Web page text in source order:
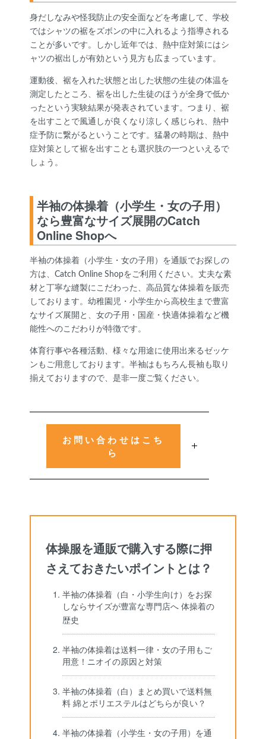
身だしなみや怪我防止の安全面などを考慮して、学校
ではシャツの裾をズボンの中に入れるよう指導される
ことが多いです。しかし近年では、熱中症対策にはシ
ャツの裾出しが有効という見方も広まっています。
運動後、裾を入れた状態と出した状態の生徒の体温を
測定したところ、裾を出した生徒のほうが全身で低か
ったという実験結果が発表されています。つまり、裾
を出すことで風通しが良くなり涼しく感じられ、熱中
症予防に繋がるということです。猛暑の時期は、熱中
症対策として裾を出すことも選択肢の一つといえるで
しょう。
半袖の体操着（小学生・女の子用）
なら豊富なサイズ展開のCatch
Online Shopへ
半袖の体操着（小学生・女の子用）を通販でお探しの
方は、Catch Online Shopをご利用ください。丈夫な素
材と丁寧な縫製にこだわった、高品質な体操着を販売
しております。幼稚園児・小学生から高校生まで豊富
なサイズ展開と、女の子用・国産・快適体操着など機
能性へのこだわりが特徴です。
体育行事や各種活動、様々な用途に使用出来るゼッケ
ンもご用意しております。半袖はもちろん長袖も取り
揃えておりますので、是非一度ご覧ください。
お問い合わせはこち
ら
体操服を通販で購入する際に押
さえておきたいポイントとは？
半袖の体操着（白・小学生向け）をお探
しならサイズが豊富な専門店へ 体操着の
歴史
半袖の体操着は送料一律・女の子用もご
用意！ニオイの原因と対策
半袖の体操着（白）まとめ買いで送料無
料 綿とポリエステルはどちらが良い？
半袖の体操着（小学生・女の子用）を通